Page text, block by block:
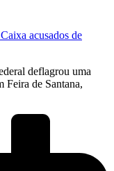
acusados de
deflagrou uma
Feira de Santana,